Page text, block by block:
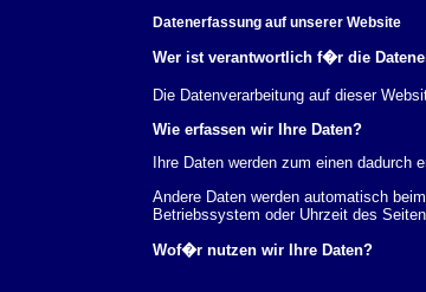
Datenerfassung auf unserer Website
Wer ist verantwortlich f�r die
Die Datenverarbeitung auf dieser
Wie erfassen wir Ihre Daten?
Ihre Daten werden zum einen
Andere Daten werden automatisch
Betriebssystem oder Uhrzeit des
Wof�r nutzen wir Ihre Daten?